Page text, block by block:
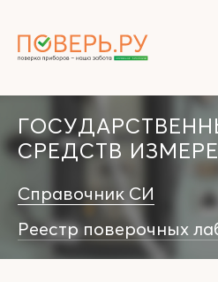
СРЕДСТВ
Справочник СИ
Реестр поверочных